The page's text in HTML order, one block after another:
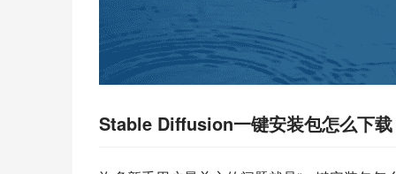
Stable Diffusion一键安装包怎么下